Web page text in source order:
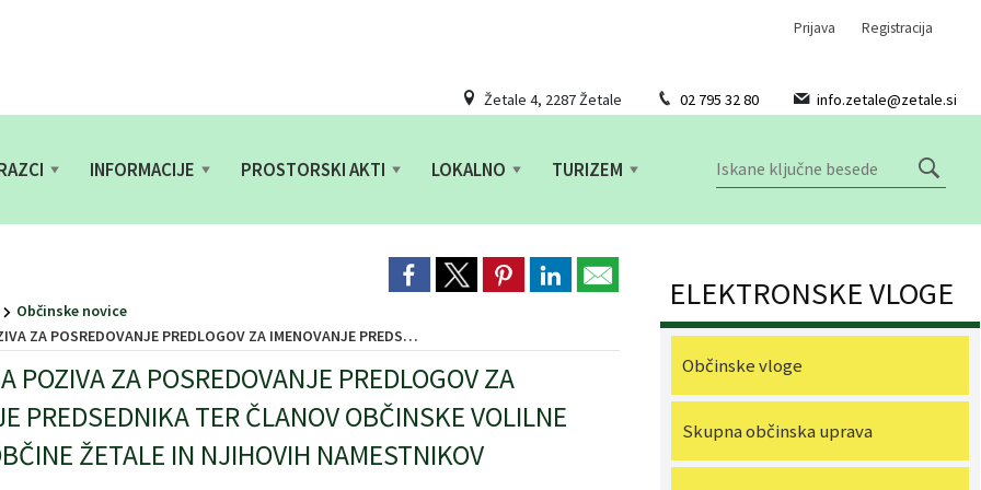
Žetale 4, 2287 Žetale 02 795 32 80 info.zetale@zetale.si
Prijava Registracija
INFORMACIJE PROSTORSKI AKTI LOKALNO TURIZEM
Občinske novice
PREDLOGOV ZA IMENOVANJE PREDSEDNIKA TER ČLANOV OBČINSKE VOLILNE KOMISIJE OBČINE ŽETALE IN NJIHOVIH NAMESTNIKOV
POZIVA ZA POSREDOVANJE PREDLOGOV ZA
PREDSEDNIKA TER ČLANOV OBČINSKE VOLILNE
ŽETALE IN NJIHOVIH NAMESTNIKOV
ELEKTRONSKE VLOGE
Občinske vloge
Skupna občinska uprava